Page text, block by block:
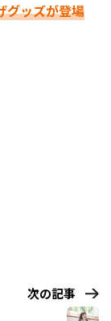
グッズが登場
次の記事